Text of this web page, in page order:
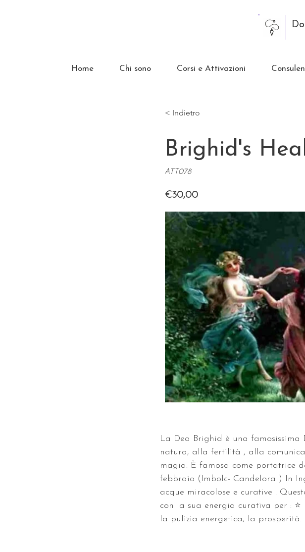
Home Chi sono Corsi e Attivazioni
< Indietro
Brighid's
ATT078
€30,00
La Dea Brighid è una
natura, alla fertilità , alla
magia. È famosa come portatrice
febbraio (Imbolc- Candelora ) In
acque miracolose e curative .
con la sua energia curativa per :
la pulizia energetica, la prosperità.